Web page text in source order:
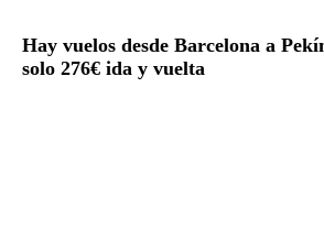
Hay vuelos desde Barcelona a
solo 276€ ida y vuelta